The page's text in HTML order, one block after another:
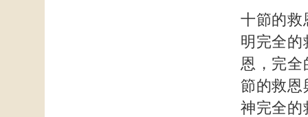
十節的救
明完全的
恩，完全
節的救恩
神完全的